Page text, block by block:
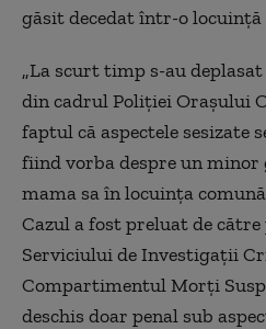
găsit decedat într-o locuinţă
„La scurt timp s-au
din cadrul Poliţiei Oraşului
faptul că aspectele sesizate
fiind vorba despre un minor
mama sa în locuinţa
Cazul a fost preluat de
Serviciului de Investigaţii
Compartimentul Morţi
deschis doar penal sub